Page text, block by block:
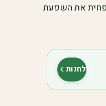
את השפעת
לחנות(נפתח בלשונית חדשה)